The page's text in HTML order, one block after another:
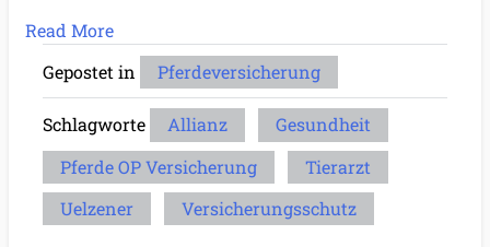
Read More
Gepostet in
Pferdeversicherung
Schlagworte Allianz
Gesundheit
Pferde OP Versicherung
Tierarzt
Uelzener
Versicherungsschutz